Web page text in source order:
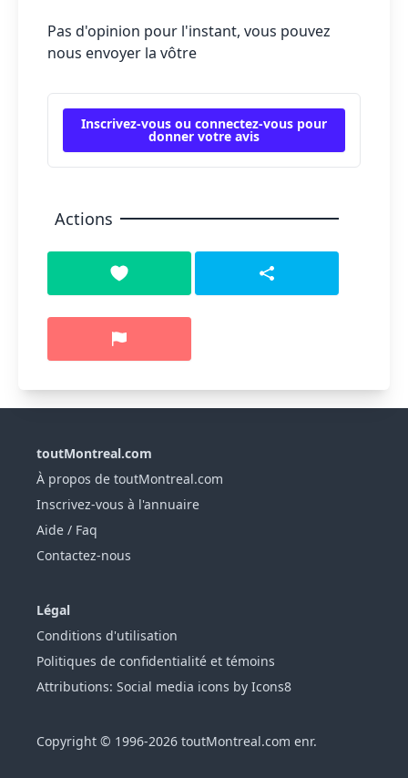
Pas d'opinion pour l'instant, vous pouvez
nous envoyer la vôtre
Inscrivez-vous ou connectez-vous pour
donner votre avis
Actions
toutMontreal.com
À propos de toutMontreal.com
Inscrivez-vous à l'annuaire
Aide / Faq
Contactez-nous
Légal
Conditions d'utilisation
Politiques de confidentialité et témoins
Attributions: Social media icons by Icons8
Copyright © 1996-2026 toutMontreal.com enr.